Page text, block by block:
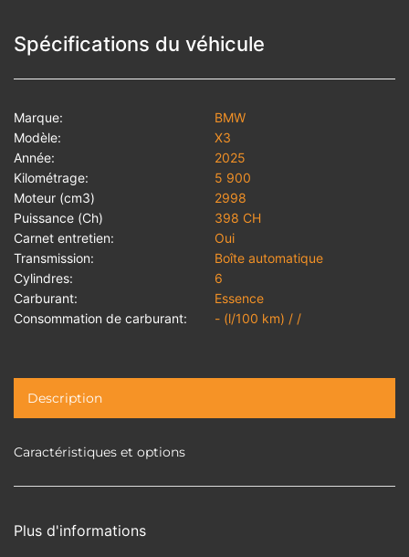
Spécifications du véhicule
Marque:
BMW
Modèle:
X3
Année:
2025
Kilométrage:
5 900
Moteur (cm3)
2998
Puissance (Ch)
398 CH
Carnet entretien:
Oui
Transmission:
Boîte automatique
Cylindres:
6
Carburant:
Essence
Consommation de carburant:
- (l/100 km) / /
Description
Caractéristiques et options
Plus d'informations